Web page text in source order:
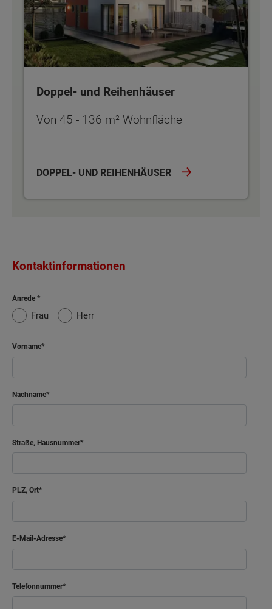
Doppel- und Reihenhäuser
Von 45 - 136 m² Wohnfläche
DOPPEL- UND REIHENHÄUSER
Kontaktinformationen
Anrede
Frau Herr
Vorname
Nachname
Straße, Hausnummer
PLZ, Ort
E-Mail-Adresse
Telefonnummer